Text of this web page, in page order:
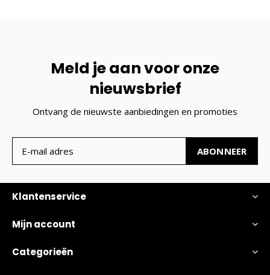
Meld je aan voor onze
nieuwsbrief
Ontvang de nieuwste aanbiedingen en promoties
ABONNEER
Klantenservice
Mijn account
Categorieën